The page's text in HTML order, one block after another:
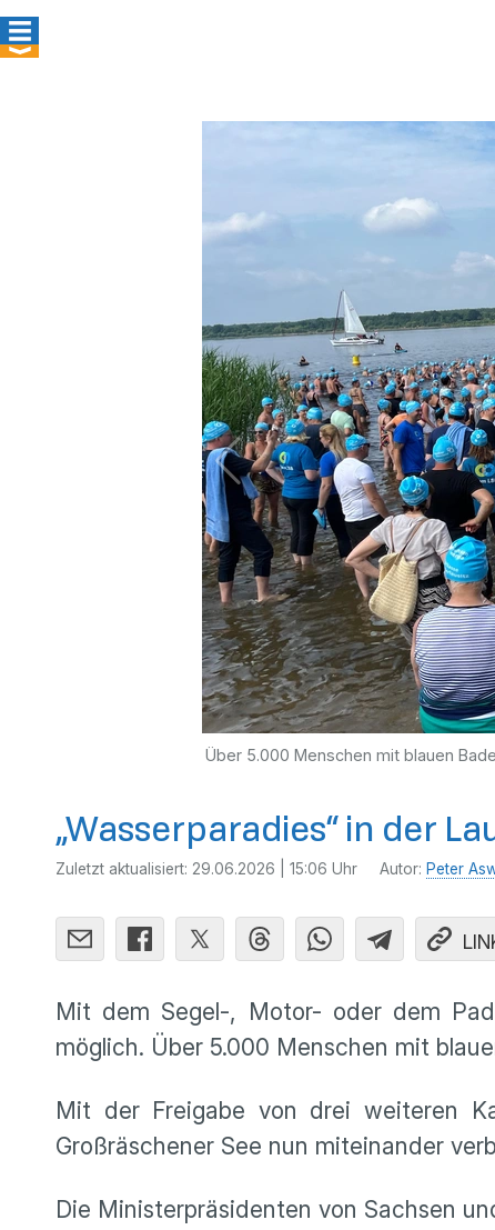
Über 5.000 Menschen mit blauen
„Wasserparadies“ in der
Zuletzt aktualisiert: 29.06.2026 | 15:06 Uhr Autor: Peter
Mit dem Segel-, Motor- oder dem
möglich. Über 5.000 Menschen mit
Mit der Freigabe von drei weiteren
Großräschener See nun miteinander
Die Ministerpräsidenten von Sachsen